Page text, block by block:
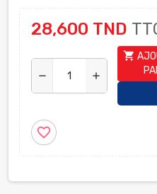
28,600 TND
remove add
shopping_cart
favorite_border